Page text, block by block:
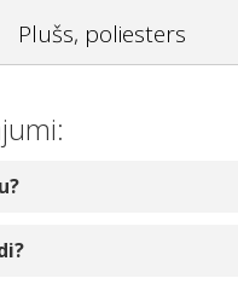
Plušs, poliesters
ko vēlaties
grozam. Jūs